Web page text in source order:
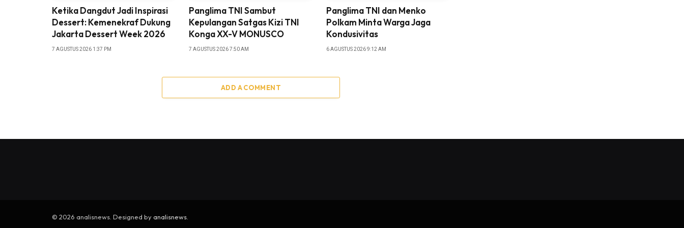
Ketika Dangdut Jadi Inspirasi
Dessert: Kemenekraf Dukung
Jakarta Dessert Week 2026
7 AGUSTUS 2026 1:37 PM
Panglima TNI Sambut
Kepulangan Satgas Kizi TNI
Konga XX-V MONUSCO
7 AGUSTUS 2026 7:50 AM
Panglima TNI dan Menko
Polkam Minta Warga Jaga
Kondusivitas
6 AGUSTUS 2026 9:12 AM
ADD A COMMENT
© 2026 analisnews. Designed by analisnews.